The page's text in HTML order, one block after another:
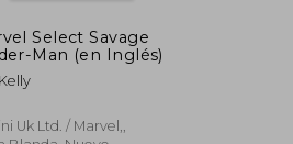
Select Savage
Man (en Inglés)
Uk Ltd. / Marvel,,